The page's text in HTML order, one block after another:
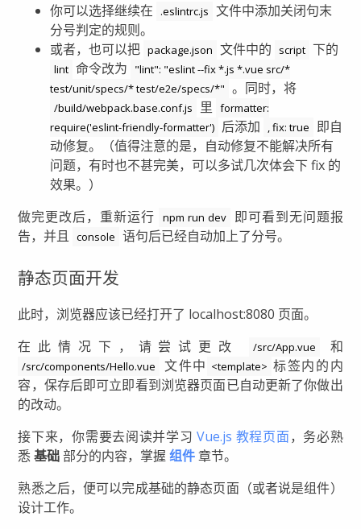
你可以选择继续在
.eslintrc.js 文件中添加关闭句末
分号判定的规则。
或者，也可以把 package.json 文件中的 script 下的
lint 命令改为
"lint": "eslint --fix *.js *.vue src/*
test/unit/specs/* test/e2e/specs/*" 。同时，将
/build/webpack.base.conf.js 里 formatter:
require('eslint-friendly-formatter') 后添加 , fix: true
即自
动修复。（值得注意的是，自动修复不能解决所有
问题，有时也不甚完美，可以多试几次体会下 fix 的
效果。）
做完更改后，重新运行
npm run dev
即可看到无问题报
告，并且 console 语句后已经自动加上了分号。
静态页面开发
此时，浏览器应该已经打开了 localhost:8080 页面。
在此情况下，请尝试更改
/src/App.vue 和
/src/components/Hello.vue 文件中 <template> 标签内的内
容，保存后即可立即看到浏览器页面已自动更新了你做出
的改动。
接下来，你需要去阅读并学习Vue.js 教程页面，务必熟
悉基础部分的内容，掌握组件章节。
熟悉之后，便可以完成基础的静态页面（或者说是组件）
设计工作。